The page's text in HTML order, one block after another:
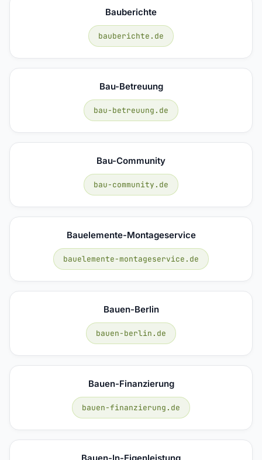
Bauberichte
bauberichte.de
Bau-Betreuung
bau-betreuung.de
Bau-Community
bau-community.de
Bauelemente-Montageservice
bauelemente-montageservice.de
Bauen-Berlin
bauen-berlin.de
Bauen-Finanzierung
bauen-finanzierung.de
Bauen-In-Eigenleistung